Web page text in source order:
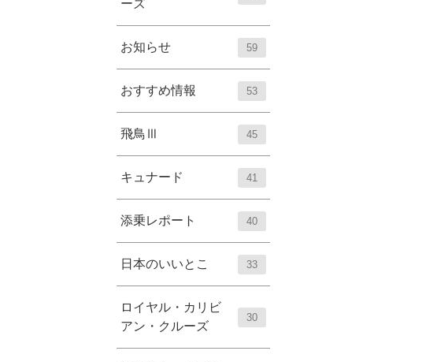
ーズ
お知らせ 59
おすすめ情報 53
飛鳥Ⅲ 45
キュナード 41
添乗レポート 40
日本のいいとこ 33
ロイヤル・カリビ
アン・クルーズ
30